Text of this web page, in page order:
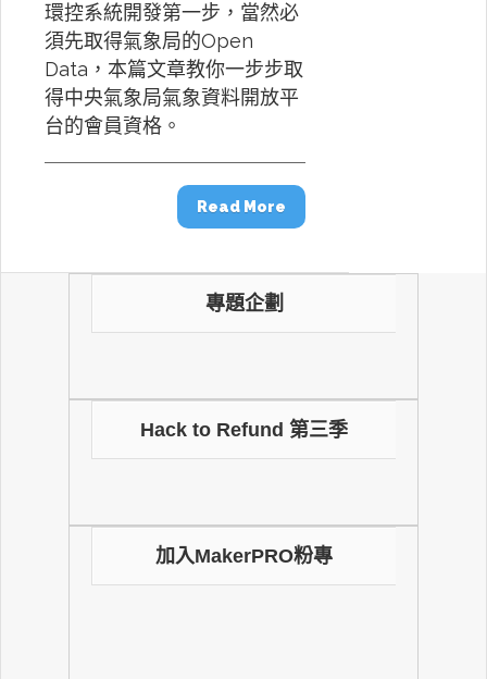
環控系統開發第一步，當然必
須先取得氣象局的Open
Data，本篇文章教你一步步取
得中央氣象局氣象資料開放平
台的會員資格。
Read More
專題企劃
Hack to Refund 第三季
加入MakerPRO粉專